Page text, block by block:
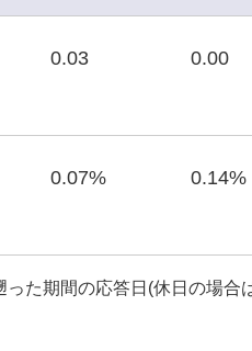
0.03 0.00
0.07% 0.14%
た期間の応答日(休日の場合